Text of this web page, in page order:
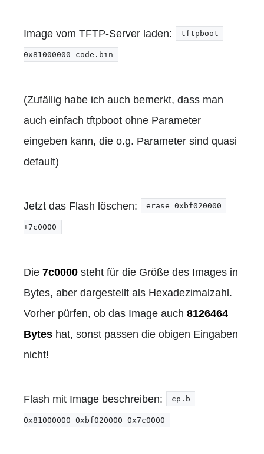
Image vom TFTP-Server laden: tftpboot
0x81000000 code.bin
(Zufällig habe ich auch bemerkt, dass man
auch einfach tftpboot ohne Parameter
eingeben kann, die o.g. Parameter sind quasi
default)
Jetzt das Flash löschen: erase 0xbf020000
+7c0000
Die 7c0000 steht für die Größe des Images in
Bytes, aber dargestellt als Hexadezimalzahl.
Vorher pürfen, ob das Image auch 8126464
Bytes hat, sonst passen die obigen Eingaben
nicht!
Flash mit Image beschreiben: cp.b
0x81000000 0xbf020000 0x7c0000